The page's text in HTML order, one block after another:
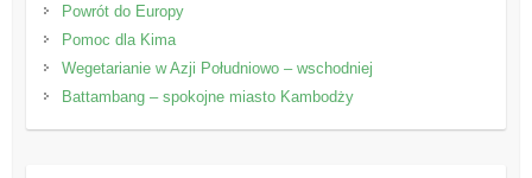
Powrót do Europy
Pomoc dla Kima
Wegetarianie w Azji Południowo – wschodniej
Battambang – spokojne miasto Kambodży